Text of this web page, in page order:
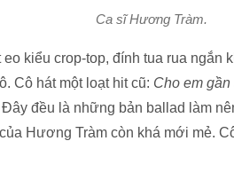
Ca sĩ Hương Tràm.
eo kiểu crop-top, đính tua rua ngắn
Cô hát một loạt hit cũ: Cho em
đều là những bản ballad làm
Hương Tràm còn khá mới mẻ.